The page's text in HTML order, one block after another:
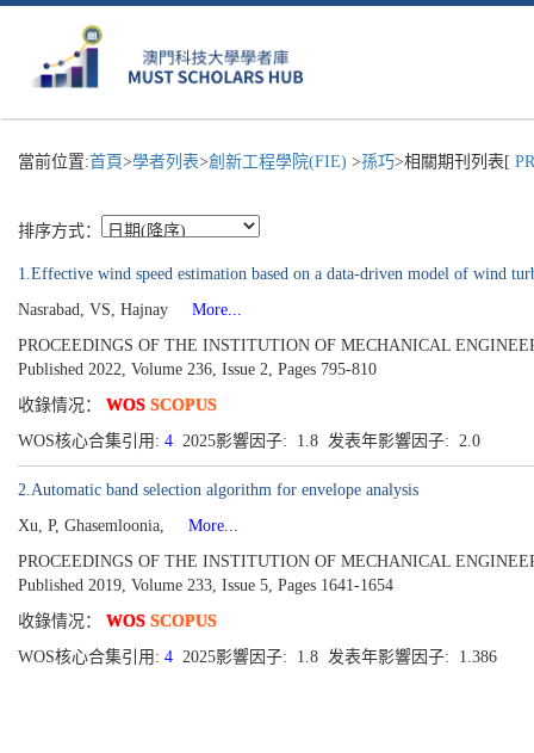
當前位置:首頁>學者列表>創新工程學院(FIE) >孫巧>相關期刊列表[
排序方式：
1.Effective wind speed estimation based on a data-driven model of wind
Nasrabad, VS, Hajnay
More...
PROCEEDINGS OF THE INSTITUTION OF MECHANICAL
Published 2022, Volume 236, Issue 2, Pages 795-810
收錄情况： WOS SCOPUS
WOS核心合集引用: 4 2025影響因子: 1.8 发表年影響因子: 2.0
2.Automatic band selection algorithm for envelope analysis
Xu, P, Ghasemloonia,
More...
PROCEEDINGS OF THE INSTITUTION OF MECHANICAL
Published 2019, Volume 233, Issue 5, Pages 1641-1654
收錄情况： WOS SCOPUS
WOS核心合集引用: 4 2025影響因子: 1.8 发表年影響因子: 1.386